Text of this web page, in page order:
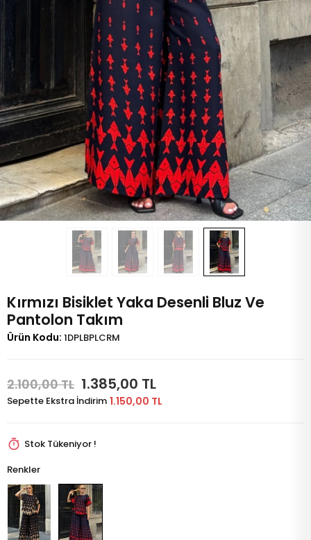
Kırmızı Bisiklet Yaka Desenli Bluz Ve
Pantolon Takım
Ürün Kodu: 1DPLBPLCRM
2.100,00 TL 1.385,00 TL
Sepette Ekstra İndirim 1.150,00 TL
Stok Tükeniyor !
Renkler